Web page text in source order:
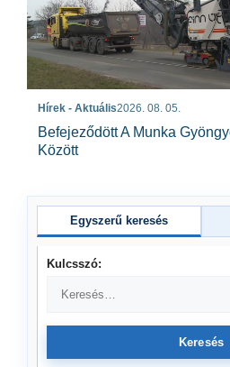
Hírek - Aktuális2026. 08. 05.
Befejeződött A Munka
Között
Egyszerű keresés
Kulcsszó:
Keresés